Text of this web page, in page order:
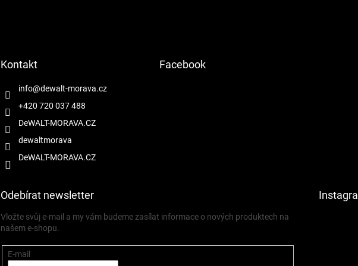
Kontakt
info@dewalt-morava.cz
+420 720 037 488
DeWALT-MORAVA.CZ
dewaltmorava
DeWALT-MORAVA.CZ
Facebook
Odebírat newsletter
Vložte svůj e-mail a my vám budeme zasílat informace o nových produktech na
našem e-shopu.
E-mail